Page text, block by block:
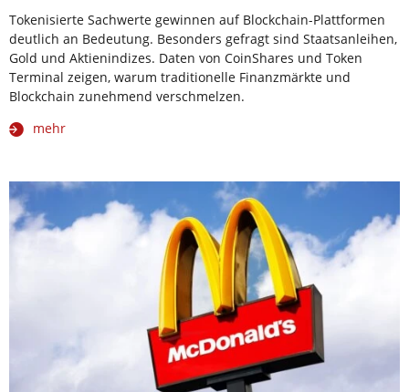
Tokenisierte Sachwerte gewinnen auf Blockchain-Plattformen
deutlich an Bedeutung. Besonders gefragt sind Staatsanleihen,
Gold und Aktienindizes. Daten von CoinShares und Token
Terminal zeigen, warum traditionelle Finanzmärkte und
Blockchain zunehmend verschmelzen.
mehr